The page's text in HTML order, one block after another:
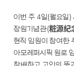
이번 주 4일(월요일)
장원기념관(粧源紀
현직 임원이 참여한
아모레퍼시픽 원로